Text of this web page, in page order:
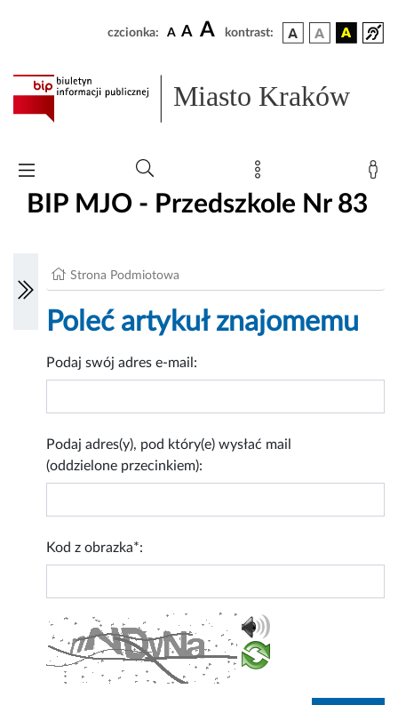
czcionka: A A A kontrast:
Miasto Kraków
BIP MJO - Przedszkole Nr 83
Strona Podmiotowa
Poleć artykuł znajomemu
Podaj swój adres e-mail:
Podaj adres(y), pod który(e) wysłać mail
(oddzielone przecinkiem):
Kod z obrazka*: